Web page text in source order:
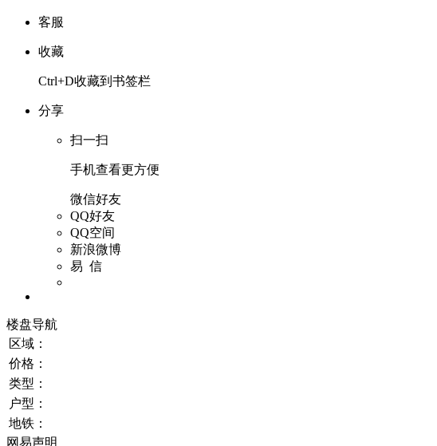
客服
收藏
Ctrl+D收藏到书签栏
分享
扫一扫
手机查看更方便
微信好友
QQ好友
QQ空间
新浪微博
易 信
楼盘导航
区域：
价格：
类型：
户型：
地铁：
网易声明